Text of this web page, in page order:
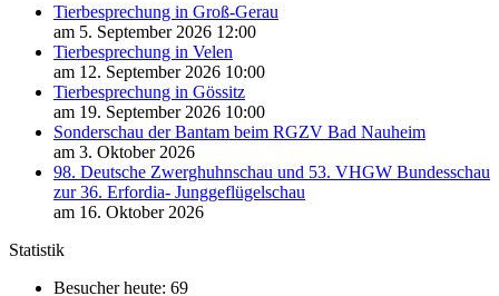
Tierbesprechung in Groß-Gerau
am 5. September 2026 12:00
Tierbesprechung in Velen
am 12. September 2026 10:00
Tierbesprechung in Gössitz
am 19. September 2026 10:00
Sonderschau der Bantam beim RGZV Bad Nauheim
am 3. Oktober 2026
98. Deutsche Zwerghuhnschau und 53. VHGW Bundesschau
zur 36. Erfordia- Junggeflügelschau
am 16. Oktober 2026
Statistik
Besucher heute: 69